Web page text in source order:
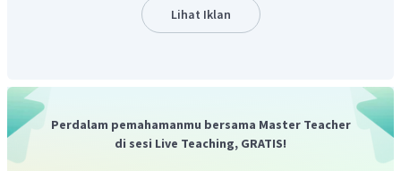
kanan jumlah atom H dan Cl sebanyak 2 maka HCl di ruas
kiri tinggal dikalikan 2.
Senyawa yang lebih kompleks (
) dimisalkan
Lihat Iklan
Perdalam pemahamanmu bersama Master Teacher
di sesi Live Teaching, GRATIS!